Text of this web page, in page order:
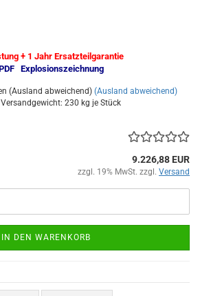
+ 1 Jahr Ersatzteilgarantie
Explosionszeichnung
(Ausland abweichend) (Ausland abweichend)
230 kg je Stück
9.226,88 EUR
zzgl. 19% MwSt. zzgl. Versand
IN DEN WARENKORB